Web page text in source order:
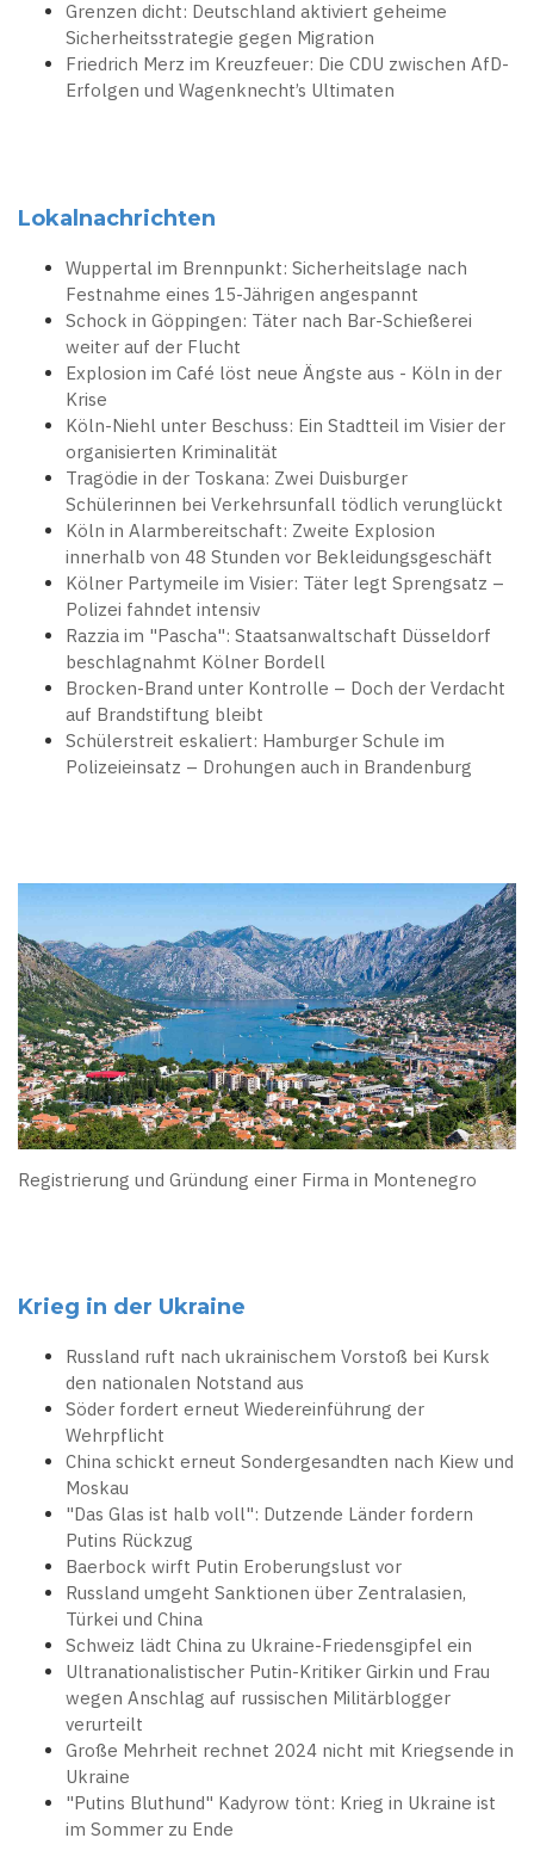
Grenzen dicht: Deutschland aktiviert geheime
Sicherheitsstrategie gegen Migration
Friedrich Merz im Kreuzfeuer: Die CDU zwischen AfD-
Erfolgen und Wagenknecht’s Ultimaten
Lokalnachrichten
Wuppertal im Brennpunkt: Sicherheitslage nach
Festnahme eines 15-Jährigen angespannt
Schock in Göppingen: Täter nach Bar-Schießerei
weiter auf der Flucht
Explosion im Café löst neue Ängste aus - Köln in der
Krise
Köln-Niehl unter Beschuss: Ein Stadtteil im Visier der
organisierten Kriminalität
Tragödie in der Toskana: Zwei Duisburger
Schülerinnen bei Verkehrsunfall tödlich verunglückt
Köln in Alarmbereitschaft: Zweite Explosion
innerhalb von 48 Stunden vor Bekleidungsgeschäft
Kölner Partymeile im Visier: Täter legt Sprengsatz –
Polizei fahndet intensiv
Razzia im "Pascha": Staatsanwaltschaft Düsseldorf
beschlagnahmt Kölner Bordell
Brocken-Brand unter Kontrolle – Doch der Verdacht
auf Brandstiftung bleibt
Schülerstreit eskaliert: Hamburger Schule im
Polizeieinsatz – Drohungen auch in Brandenburg
Registrierung und Gründung einer Firma in Montenegro
Krieg in der Ukraine
Russland ruft nach ukrainischem Vorstoß bei Kursk
den nationalen Notstand aus
Söder fordert erneut Wiedereinführung der
Wehrpflicht
China schickt erneut Sondergesandten nach Kiew und
Moskau
"Das Glas ist halb voll": Dutzende Länder fordern
Putins Rückzug
Baerbock wirft Putin Eroberungslust vor
Russland umgeht Sanktionen über Zentralasien,
Türkei und China
Schweiz lädt China zu Ukraine-Friedensgipfel ein
Ultranationalistischer Putin-Kritiker Girkin und Frau
wegen Anschlag auf russischen Militärblogger
verurteilt
Große Mehrheit rechnet 2024 nicht mit Kriegsende in
Ukraine
"Putins Bluthund" Kadyrow tönt: Krieg in Ukraine ist
im Sommer zu Ende